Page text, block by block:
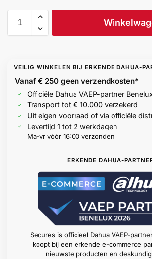
VEILIG WINKELEN BIJ ERKENDE DAHUA-
Vanaf € 250 geenverzendkosten*
Officiële Dahua VAEP-partner Benelux
Transport tot € 10.000 verzekerd
Uit eigen voorraad of via officiële
Levertijd 1 tot 2 werkdagen
Ma-vr vóór 16:00 verzonden
ERKENDE DAHUA-
Secures is officieel Dahua VAEP-
koopt bij een erkende e-commerce
nieuwste producten en